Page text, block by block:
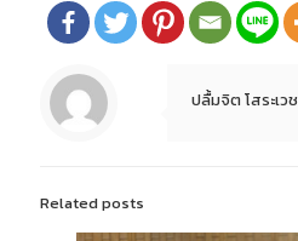
ปลื้มจิต โสระเวช
Related posts